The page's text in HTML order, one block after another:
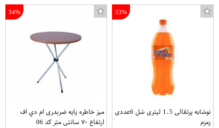
33%
نوشابه پرتقالی 1.5 لیتری شل 6عددی
زمزم
34%
میز خاطره پایه ضربدری ام دي اف
ارتفاع ٧٠ سانتي متر کد 06